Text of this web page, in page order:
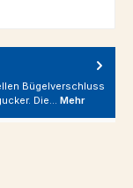
Bügelverschluss
Die… Mehr